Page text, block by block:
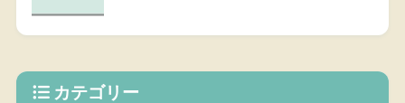
カテゴリー